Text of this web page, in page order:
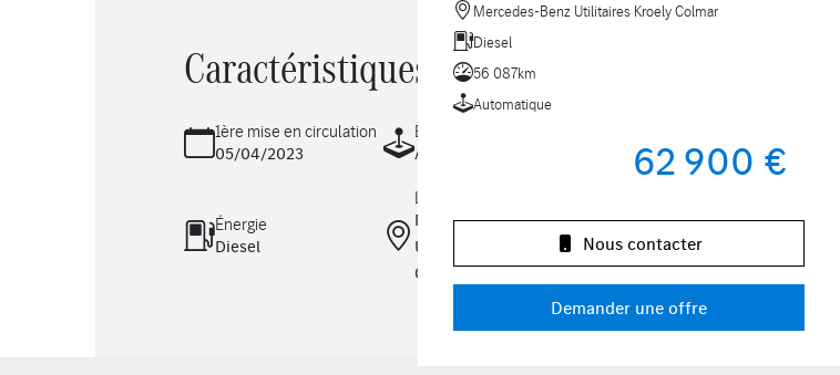
Mercedes-Benz Utilitaires Kroely Colmar
Diesel
56 087km
Automatique
62 900 €
Nous contacter
Demander une offre
Caractéristiques
1ère mise en circulation
05/04/2023
Boîte
Automatique
Énergie
Diesel
Localisation
Mercedes-Benz
Utilitaires Kroely
Colmar